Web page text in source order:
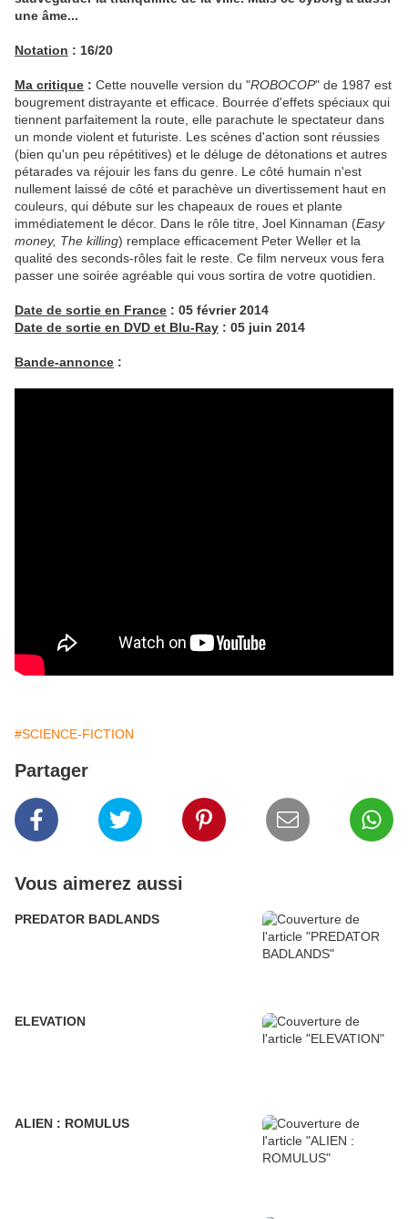
une âme...
Notation : 16/20
Ma critique : Cette nouvelle version du "ROBOCOP" de 1987 est
bougrement distrayante et efficace. Bourrée d'effets spéciaux qui
tiennent parfaitement la route, elle parachute le spectateur dans
un monde violent et futuriste. Les scènes d'action sont réussies
(bien qu'un peu répétitives) et le déluge de détonations et autres
pétarades va réjouir les fans du genre. Le côté humain n'est
nullement laissé de côté et parachève un divertissement haut en
couleurs, qui débute sur les chapeaux de roues et plante
immédiatement le décor. Dans le rôle titre, Joel Kinnaman (Easy
money, The killing) remplace efficacement Peter Weller et la
qualité des seconds-rôles fait le reste. Ce film nerveux vous fera
passer une soirée agréable qui vous sortira de votre quotidien.
Date de sortie en France : 05 février 2014
Date de sortie en DVD et Blu-Ray : 05 juin 2014
Bande-annonce :
#SCIENCE-FICTION
Partager
Vous aimerez aussi
PREDATOR BADLANDS
ELEVATION
ALIEN : ROMULUS